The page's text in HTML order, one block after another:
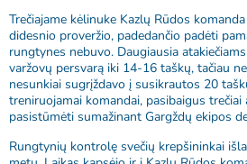
Trečiajame kėlinuke Kazlų Rūdos
didesnio proveržio, padedančio padėti
rungtynes nebuvo. Daugiausia
varžovų persvarą iki 14-16 taškų, tačiau
nesunkiai sugrįždavo į susikrautos 20
treniruojamai komandai, pasibaigus trečiai
pasistūmėti sumažinant Gargždų ekipos
Rungtynių kontrolę svečių krepšininkai